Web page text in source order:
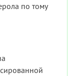
по тому